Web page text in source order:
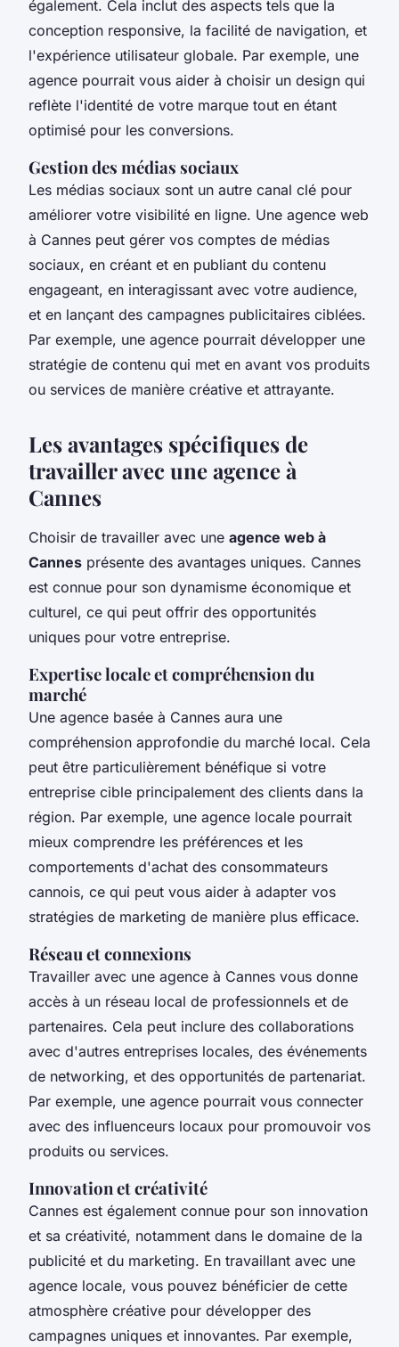
également. Cela inclut des aspects tels que la
conception responsive, la facilité de navigation, et
l'expérience utilisateur globale. Par exemple, une
agence pourrait vous aider à choisir un design qui
reflète l'identité de votre marque tout en étant
optimisé pour les conversions.
Gestion des médias sociaux
Les médias sociaux sont un autre canal clé pour
améliorer votre visibilité en ligne. Une agence web
à Cannes peut gérer vos comptes de médias
sociaux, en créant et en publiant du contenu
engageant, en interagissant avec votre audience,
et en lançant des campagnes publicitaires ciblées.
Par exemple, une agence pourrait développer une
stratégie de contenu qui met en avant vos produits
ou services de manière créative et attrayante.
Les avantages spécifiques de
travailler avec une agence à
Cannes
Choisir de travailler avec une agence web à
Cannes présente des avantages uniques. Cannes
est connue pour son dynamisme économique et
culturel, ce qui peut offrir des opportunités
uniques pour votre entreprise.
Expertise locale et compréhension du
marché
Une agence basée à Cannes aura une
compréhension approfondie du marché local. Cela
peut être particulièrement bénéfique si votre
entreprise cible principalement des clients dans la
région. Par exemple, une agence locale pourrait
mieux comprendre les préférences et les
comportements d'achat des consommateurs
cannois, ce qui peut vous aider à adapter vos
stratégies de marketing de manière plus efficace.
Réseau et connexions
Travailler avec une agence à Cannes vous donne
accès à un réseau local de professionnels et de
partenaires. Cela peut inclure des collaborations
avec d'autres entreprises locales, des événements
de networking, et des opportunités de partenariat.
Par exemple, une agence pourrait vous connecter
avec des influenceurs locaux pour promouvoir vos
produits ou services.
Innovation et créativité
Cannes est également connue pour son innovation
et sa créativité, notamment dans le domaine de la
publicité et du marketing. En travaillant avec une
agence locale, vous pouvez bénéficier de cette
atmosphère créative pour développer des
campagnes uniques et innovantes. Par exemple,